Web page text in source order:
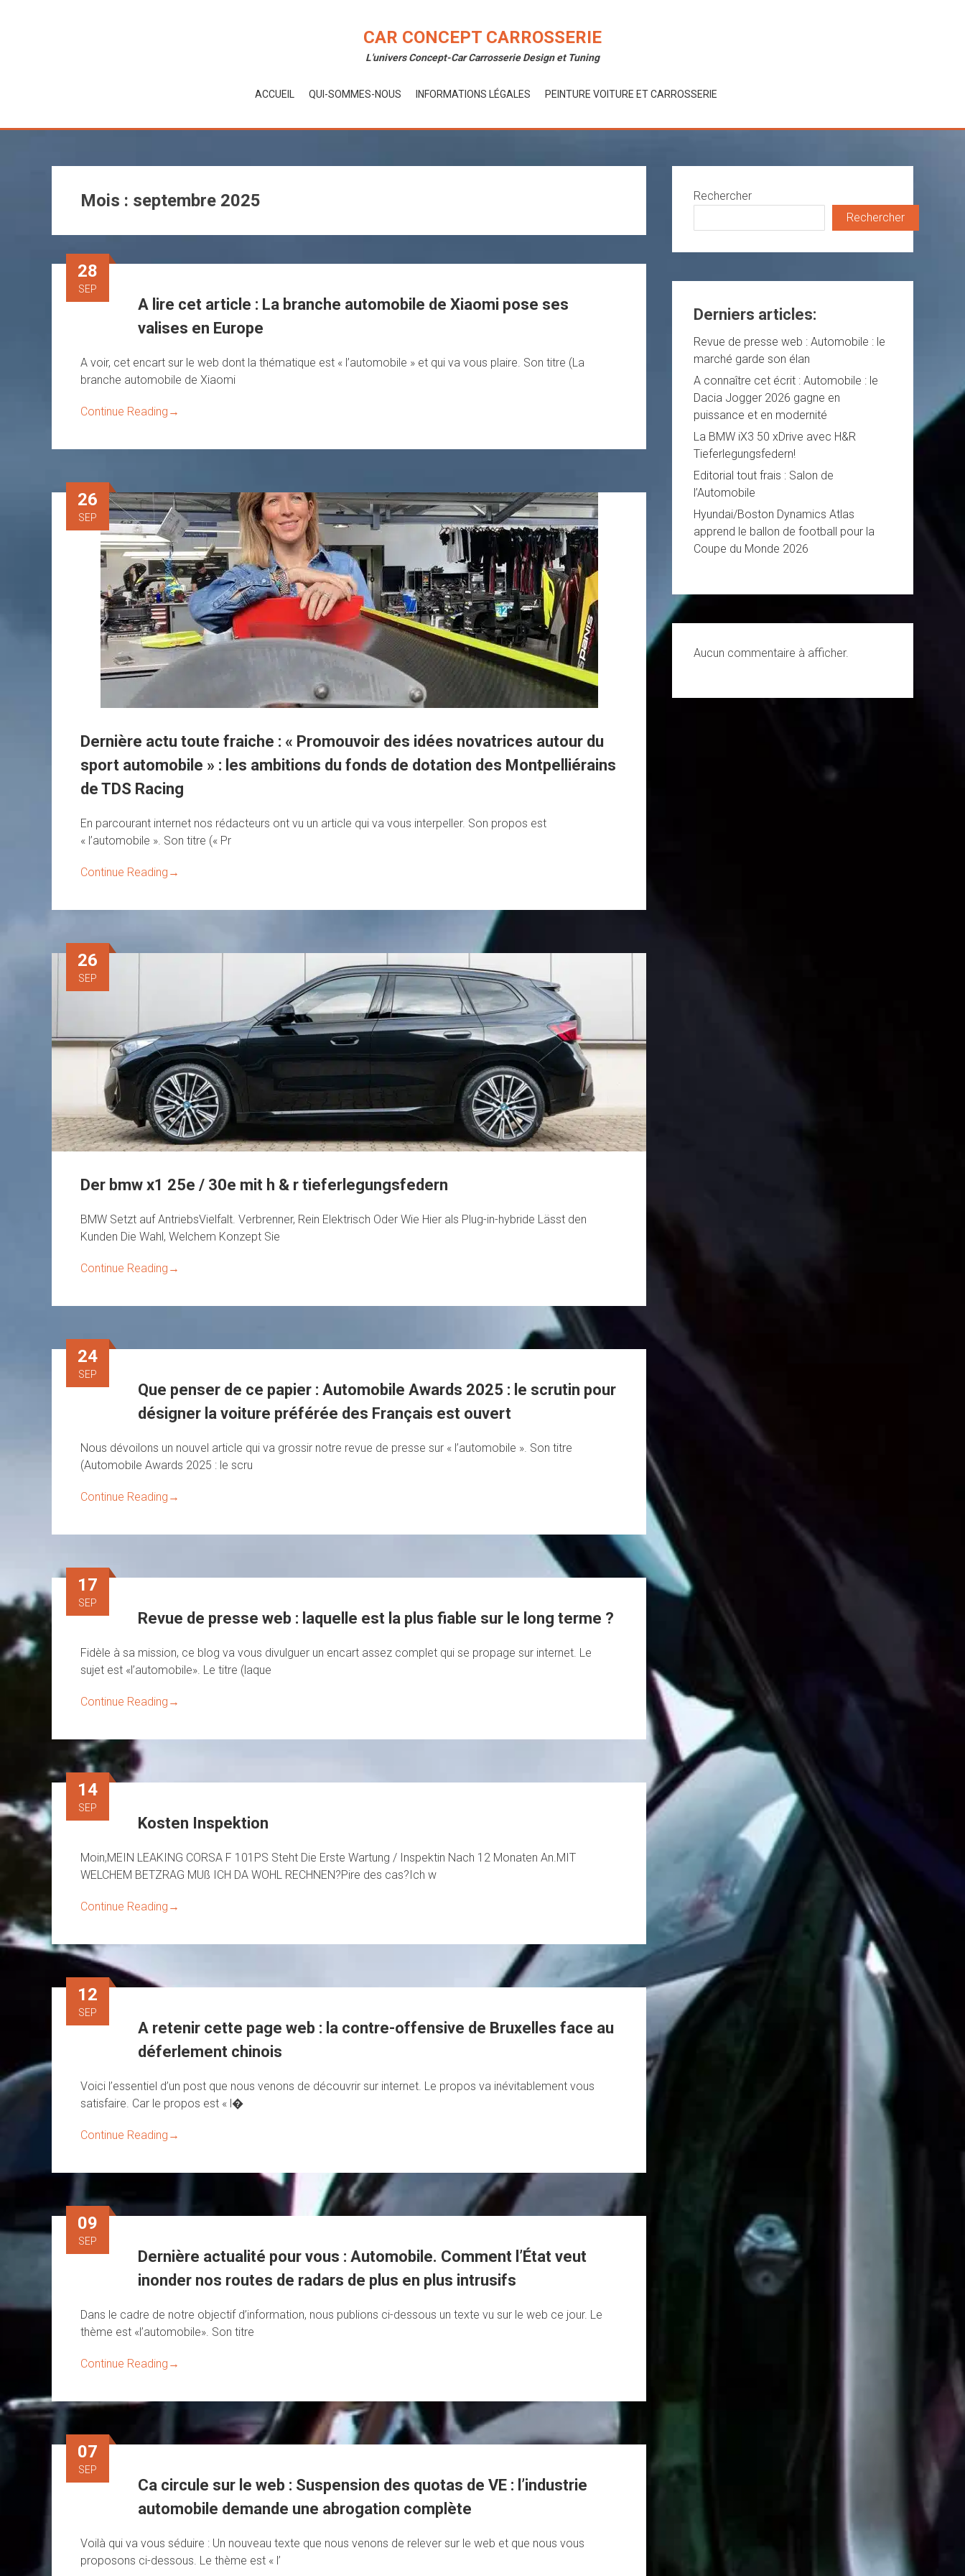
CAR CONCEPT CARROSSERIE
L'univers Concept-Car Carrosserie Design et Tuning
ACCUEIL QUI-SOMMES-NOUS INFORMATIONS LÉGALES PEINTURE VOITURE ET CARROSSERIE
Mois : septembre 2025
28
SEP
A lire cet article : La branche automobile de Xiaomi pose ses
valises en Europe
A voir, cet encart sur le web dont la thématique est « l’automobile » et qui va vous plaire. Son titre (La
branche automobile de Xiaomi
Continue Reading →
26
SEP
Dernière actu toute fraiche : « Promouvoir des idées novatrices autour du
sport automobile » : les ambitions du fonds de dotation des Montpelliérains
de TDS Racing
En parcourant internet nos rédacteurs ont vu un article qui va vous interpeller. Son propos est
« l’automobile ». Son titre (« Pr
Continue Reading →
26
SEP
Der bmw x1 25e / 30e mit h & r tieferlegungsfedern
BMW Setzt auf AntriebsVielfalt. Verbrenner, Rein Elektrisch Oder Wie Hier als Plug-in-hybride Lässt den
Kunden Die Wahl, Welchem ​​Konzept Sie
Continue Reading →
24
SEP
Que penser de ce papier : Automobile Awards 2025 : le scrutin pour
désigner la voiture préférée des Français est ouvert
Nous dévoilons un nouvel article qui va grossir notre revue de presse sur « l’automobile ». Son titre
(Automobile Awards 2025 : le scru
Continue Reading →
17
SEP
Revue de presse web : laquelle est la plus fiable sur le long terme ?
Fidèle à sa mission, ce blog va vous divulguer un encart assez complet qui se propage sur internet. Le
sujet est «l’automobile». Le titre (laque
Continue Reading →
14
SEP
Kosten Inspektion
Moin,MEIN LEAKING CORSA F 101PS Steht Die Erste Wartung / Inspektin Nach 12 Monaten An.MIT
WELCHEM BETZRAG MUß ICH DA WOHL RECHNEN?Pire des cas?Ich w
Continue Reading →
12
SEP
A retenir cette page web : la contre-offensive de Bruxelles face au
déferlement chinois
Voici l’essentiel d’un post que nous venons de découvrir sur internet. Le propos va inévitablement vous
satisfaire. Car le propos est « l�
Continue Reading →
09
SEP
Dernière actualité pour vous : Automobile. Comment l’État veut
inonder nos routes de radars de plus en plus intrusifs
Dans le cadre de notre objectif d’information, nous publions ci-dessous un texte vu sur le web ce jour. Le
thème est «l’automobile». Son titre
Continue Reading →
07
SEP
Ca circule sur le web : Suspension des quotas de VE : l’industrie
automobile demande une abrogation complète
Voilà qui va vous séduire : Un nouveau texte que nous venons de relever sur le web et que nous vous
proposons ci-dessous. Le thème est « l’
Rechercher
Rechercher
Derniers articles:
Revue de presse web : Automobile : le
marché garde son élan
A connaître cet écrit : Automobile : le
Dacia Jogger 2026 gagne en
puissance et en modernité
La BMW iX3 50 xDrive avec H&R
Tieferlegungsfedern!
Editorial tout frais : Salon de
l’Automobile
Hyundai/Boston Dynamics Atlas
apprend le ballon de football pour la
Coupe du Monde 2026
Aucun commentaire à afficher.